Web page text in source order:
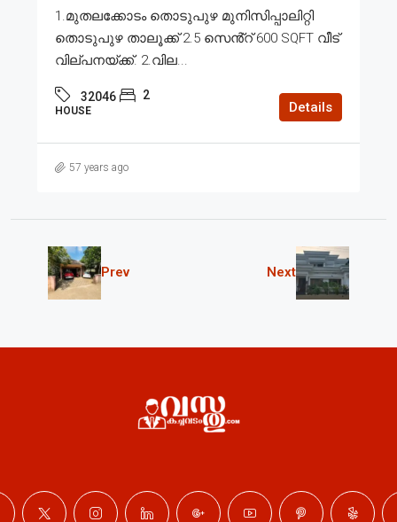
1.മുതലക്കോടം തൊടുപുഴ മുനിസിപ്പാലിറ്റി
തൊടുപുഴ താലൂക്ക് 2.5 സെൻ്റ് 600 SQFT വീട്
വില്പനയ്ക്ക്. 2.വില...
32046 2
HOUSE Details
57 years ago
Prev Next